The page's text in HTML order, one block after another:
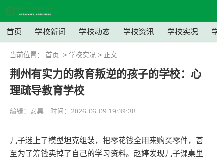
首页 学校新闻 学校动态 学校资讯 学校实况
当前位置： 首页 > 学校实况 > 正文
荆州有实力的教育叛逆的孩子的学校：心
理疏导教育学校
编辑：安昊 时间：2026-06-09 19:39:38
儿子迷上了模型坦克组装，把零花钱全用来购买零件，甚
至为了筹钱卖掉了自己的学习资料。赵婷发现儿子课桌里